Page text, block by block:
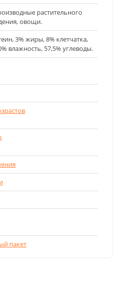
растительного
овощи.
3% жиры, 8% клетчатка,
влажность, 57,5% углеводы.
пакет